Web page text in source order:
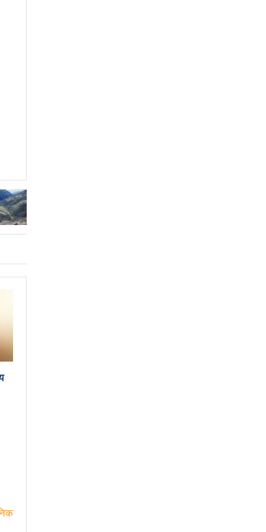
जाने र पार्टी सुदृढ गर्नेतिर ध्यान दिइनेछ : प्रचण्ड
जाँदै थियो जहाज
भयो काम
सर्ने जिका भाइरसको संक्रमण पुष्टि
रक्षा गर्ने संकल्प गर्नुपर्छ : उड्डयनमन्त्री तामाङ
सभामा जवाफ दिन गृहमन्त्रीलाई अध्यक्षको निर्देशन
समिति गठन गरिन्छ : प्रधानमन्त्री
राष्ट्रिय क्रिकेटको उपाधि बैतडीलाई
गर्न बलियो पत्रकारिता हुनैपर्छः सरोकारवाला